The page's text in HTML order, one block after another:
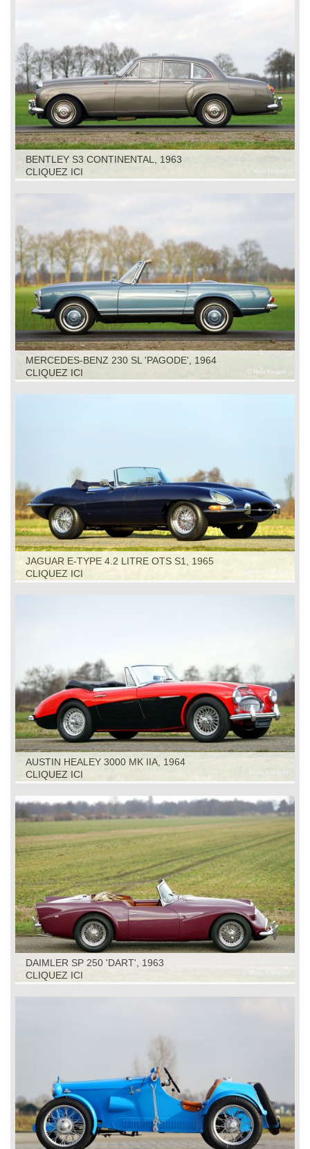
BENTLEY S3 CONTINENTAL, 1963
CLIQUEZ ICI
MERCEDES-BENZ 230 SL 'PAGODE', 1964
CLIQUEZ ICI
JAGUAR E-TYPE 4.2 LITRE OTS S1, 1965
CLIQUEZ ICI
AUSTIN HEALEY 3000 MK IIA, 1964
CLIQUEZ ICI
DAIMLER SP 250 'DART', 1963
CLIQUEZ ICI